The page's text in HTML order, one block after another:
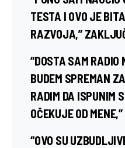
TESTA I OVO JE
RAZVOJA,”
“DOSTA SAM RADIO
BUDEM SPREMAN
RADIM DA ISPUNIM
OČEKUJE OD
“OVO SU